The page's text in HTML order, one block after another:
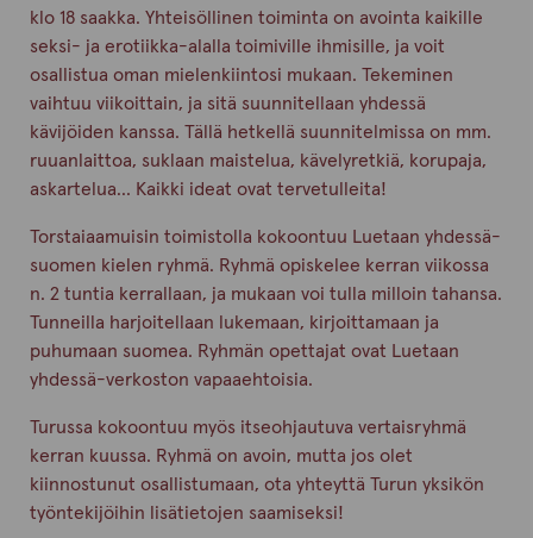
klo 18 saakka. Yhteisöllinen toiminta on avointa kaikille
seksi- ja erotiikka-alalla toimiville ihmisille, ja voit
osallistua oman mielenkiintosi mukaan. Tekeminen
vaihtuu viikoittain, ja sitä suunnitellaan yhdessä
kävijöiden kanssa. Tällä hetkellä suunnitelmissa on mm.
ruuanlaittoa, suklaan maistelua, kävelyretkiä, korupaja,
askartelua… Kaikki ideat ovat tervetulleita!
Torstaiaamuisin toimistolla kokoontuu Luetaan yhdessä-
suomen kielen ryhmä. Ryhmä opiskelee kerran viikossa
n. 2 tuntia kerrallaan, ja mukaan voi tulla milloin tahansa.
Tunneilla harjoitellaan lukemaan, kirjoittamaan ja
puhumaan suomea. Ryhmän opettajat ovat Luetaan
yhdessä-verkoston vapaaehtoisia.
Turussa kokoontuu myös itseohjautuva vertaisryhmä
kerran kuussa. Ryhmä on avoin, mutta jos olet
kiinnostunut osallistumaan, ota yhteyttä Turun yksikön
työntekijöihin lisätietojen saamiseksi!